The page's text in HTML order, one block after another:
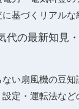
に基づくリアルな
代の最新知見
い扇風機の豆
設定・運転法など